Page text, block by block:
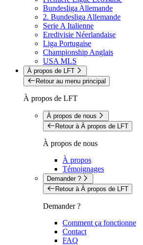
Bundesliga Allemande
2. Bundesliga Allemande
Serie A Italienne
Eredivisie Néerlandaise
Liga Portugaise
Championship Anglais
USA MLS
À propos de LFT
Retour au menu principal
À propos de LFT
À propos de nous
Retour à À propos de LFT
À propos de nous
À propos
Témoignages
Demander ?
Retour à À propos de LFT
Demander ?
Comment ça fonctionne
Contact
FAQ